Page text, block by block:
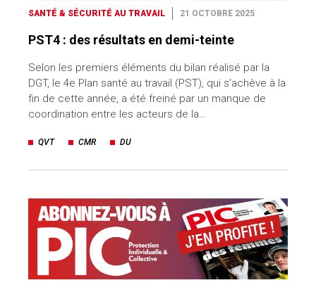
SANTÉ & SÉCURITÉ AU TRAVAIL 21 OCTOBRE 2025
PST4 : des résultats en demi-teinte
Selon les premiers éléments du bilan réalisé par la
DGT, le 4e Plan santé au travail (PST), qui s’achève à la
fin de cette année, a été freiné par un manque de
coordination entre les acteurs de la…
QVT CMR DU